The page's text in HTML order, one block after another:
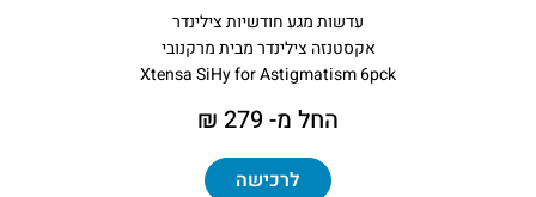
עדשות מגע חודשיות צילינדר
אקסטנזה צילינדר מבית מרקנובי
​Xtensa SiHy for Astigmatism 6pck
החל מ- 279 ₪
לרכישה